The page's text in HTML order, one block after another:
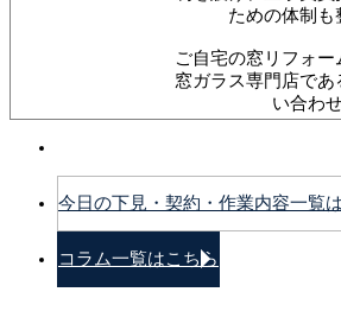
ための体制も
ご自宅の窓リフォー
窓ガラス専門店で
い合わ
今日の下見・契約・作業内容一覧
コラム一覧はこちら